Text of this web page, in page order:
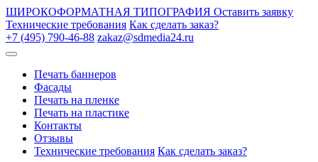
ШИРОКОФОРМАТНАЯ ТИПОГРАФИЯ Оставить заявку
Технические требования Как сделать заказ?
+7 (495) 790-46-88 zakaz@sdmedia24.ru
Печать баннеров
Фасады
Печать на пленке
Печать на пластике
Контакты
Отзывы
Технические требования Как сделать заказ?